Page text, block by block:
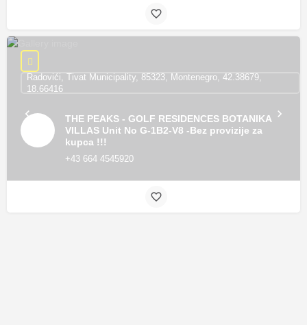
THE PEAKS - GOLF RESIDENCES BOTANIKA
VILLAS Unit No G-1B2-V8 -Bez provizije za
kupca !!!
+43 664 4545920
Radovići, Tivat Municipality, 85323, Montenegro, 42.38679,
18.66416